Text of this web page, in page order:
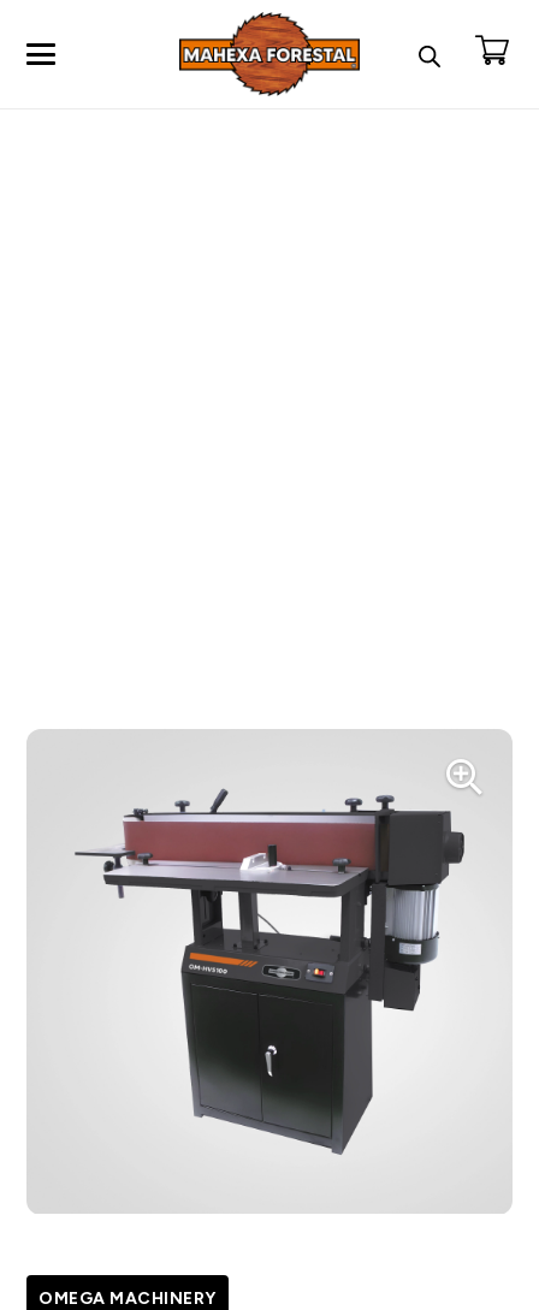
OMEGA MACHINERY